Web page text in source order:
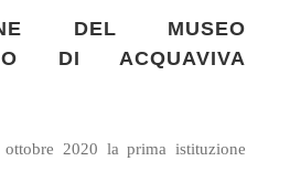
DEL MUSEO
DI ACQUAVIVA
2020 la prima istituzione